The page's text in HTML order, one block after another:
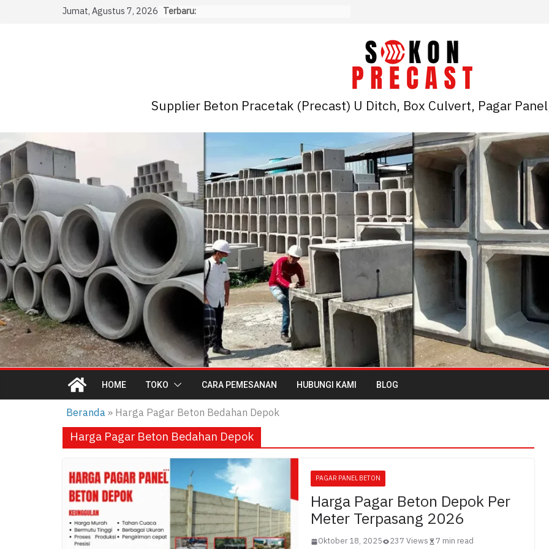
Jumat, Agustus 7, 2026 Terbaru:
Supplier Beton Pracetak (Precast) U Ditch, Box Culvert, Pagar
HOME TOKO CARA PEMESANAN HUBUNGI KAMI BLOG
Beranda» Harga Pagar Beton Bedahan Depok
Harga Pagar Beton Bedahan Depok
PAGAR PANEL BETON
Harga Pagar Beton Depok Per
Meter Terpasang 2026
Oktober 18, 2025 237 Views 7 min read